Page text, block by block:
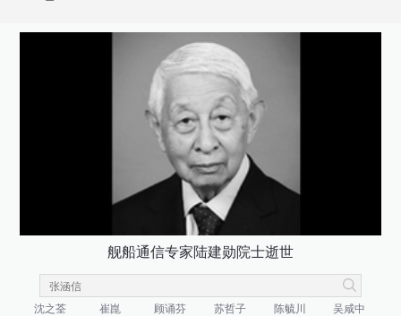
舰船通信专家陆建勋院士逝世
沈之荃 崔崑 顾诵芬 苏哲子 陈毓川
吴咸中